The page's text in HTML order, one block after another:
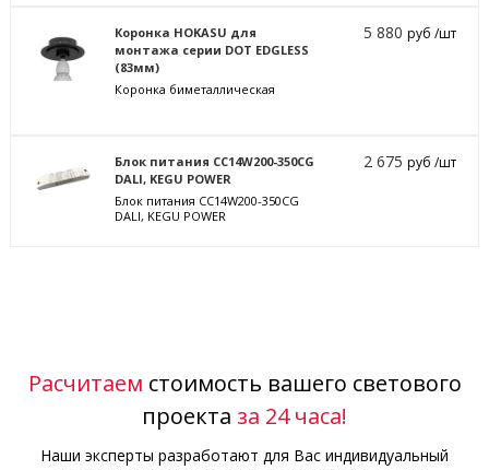
Коронка HOKASU для
монтажа серии DOT EDGLESS
(83мм)
Коронка биметаллическая
5 880руб /шт
Блок питания CC14W200-350CG
DALI, KEGU POWER
Блок питания CC14W200-350CG
DALI, KEGU POWER
2 675руб /шт
Расчитаем стоимость вашего светового
проекта за 24 часа!
Наши эксперты разработают для Вас индивидуальный